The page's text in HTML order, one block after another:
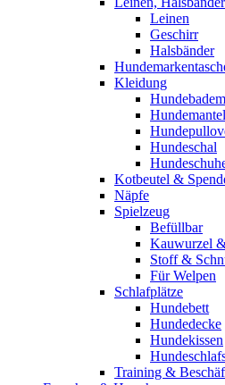
Leinen
Geschirr
Halsbänder
Kleidung
Hundemantel
Hundeschal
Kotbeutel &
Näpfe
Spielzeug
Befüllbar
Kauwurzel
Stoff &
Für Welpen
Schlafplätze
Hundebett
Hundedecke
Hundekissen
Training &